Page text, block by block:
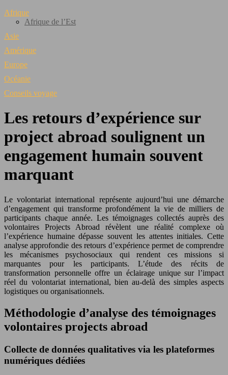
Afrique
Afrique de l’Est
Asie
Amérique
Europe
Océanie
Conseils voyage
Les retours d’expérience sur
project abroad soulignent un
engagement humain souvent
marquant
Le volontariat international représente aujourd’hui une démarche
d’engagement qui transforme profondément la vie de milliers de
participants chaque année. Les témoignages collectés auprès des
volontaires Projects Abroad révèlent une réalité complexe où
l’expérience humaine dépasse souvent les attentes initiales. Cette
analyse approfondie des retours d’expérience permet de comprendre
les mécanismes psychosociaux qui rendent ces missions si
marquantes pour les participants. L’étude des récits de
transformation personnelle offre un éclairage unique sur l’impact
réel du volontariat international, bien au-delà des simples aspects
logistiques ou organisationnels.
Méthodologie d’analyse des témoignages
volontaires projects abroad
Collecte de données qualitatives via les plateformes
numériques dédiées